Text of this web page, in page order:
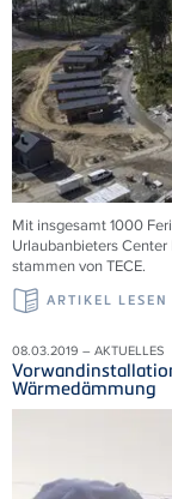
Mit insgesamt 1000
Urlaubanbieters
stammen von TECE.
ARTIKEL LESEN
08.03.2019 – AKTUELLES
Wärmedämmung